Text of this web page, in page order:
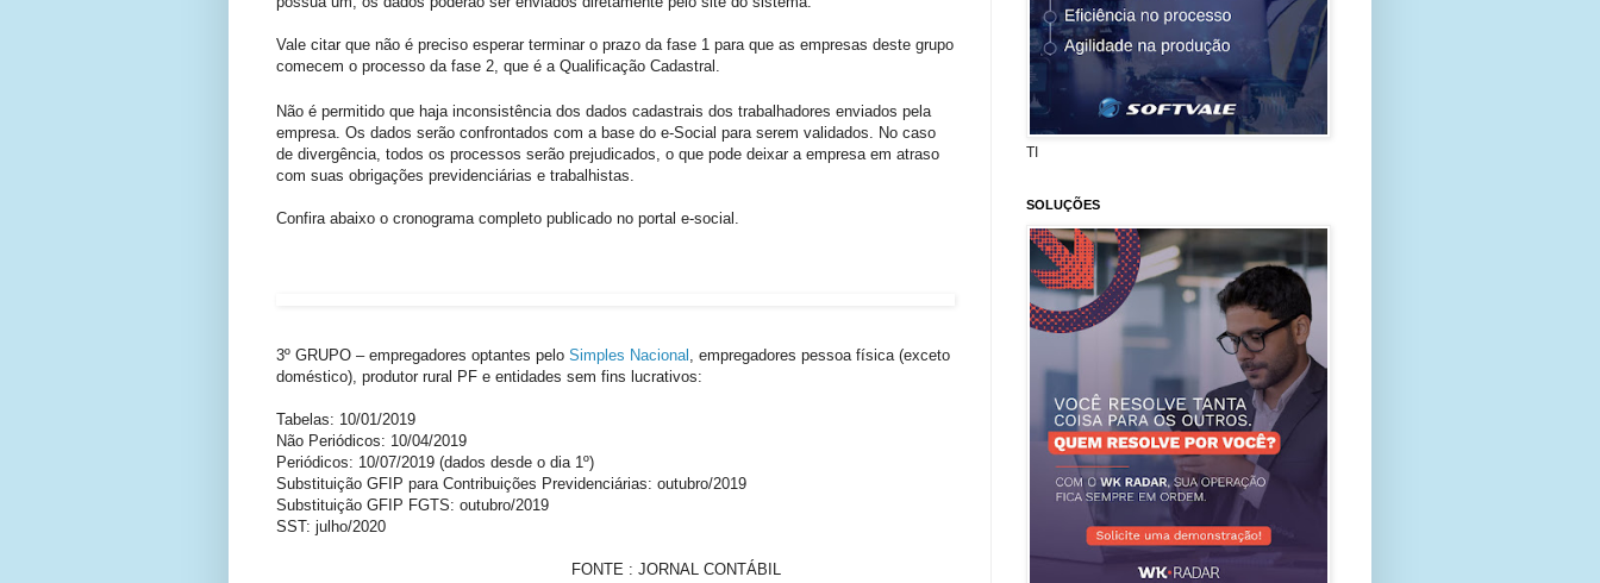
Vale citar que não é preciso esperar terminar o prazo da fase 1 para que as empresas deste grupo
comecem o processo da fase 2, que é a Qualificação Cadastral.
Não é permitido que haja inconsistência dos dados cadastrais dos trabalhadores enviados pela
empresa. Os dados serão confrontados com a base do e-Social para serem validados. No caso
de divergência, todos os processos serão prejudicados, o que pode deixar a empresa em atraso
com suas obrigações previdenciárias e trabalhistas.
Confira abaixo o cronograma completo publicado no portal e-social.
3º GRUPO – empregadores optantes pelo Simples Nacional , empregadores pessoa física (exceto
doméstico), produtor rural PF e entidades sem fins lucrativos:
Tabelas: 10/01/2019
Não Periódicos: 10/04/2019
Periódicos: 10/07/2019 (dados desde o dia 1º)
Substituição GFIP para Contribuições Previdenciárias: outubro/2019
Substituição GFIP FGTS: outubro/2019
SST: julho/2020
FONTE : JORNAL CONTÁBIL
TI
SOLUÇÕES